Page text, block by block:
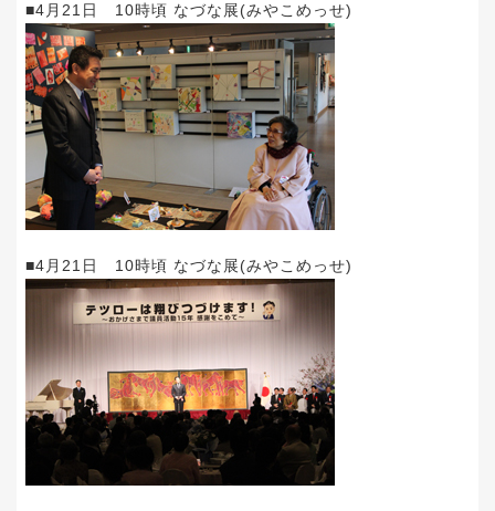
■4月21日 10時頃 なづな展(みやこめっせ)
■4月21日 10時頃 なづな展(みやこめっせ)